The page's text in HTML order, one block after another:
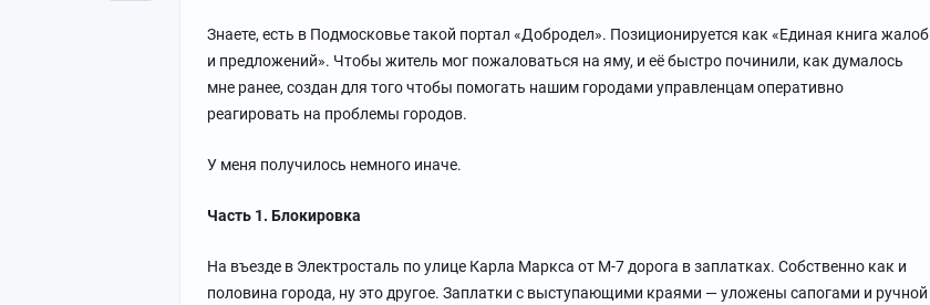
Знаете, есть в Подмосковье такой портал «Добродел». Позиционируется как «Единая книга жалоб
и предложений». Чтобы житель мог пожаловаться на яму, и её быстро починили, как думалось
мне ранее, создан для того чтобы помогать нашим городами управленцам оперативно
реагировать на проблемы городов.
У меня получилось немного иначе.
Часть 1. Блокировка
На въезде в Электросталь по улице Карла Маркса от М-7 дорога в заплатках. Собственно как и
половина города, ну это другое. Заплатки с выступающими краями — уложены сапогами и ручной